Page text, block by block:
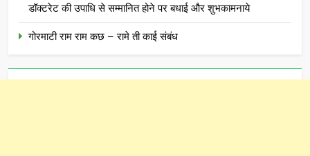
डॉक्टरेट की उपाधि से सम्मानित होने पर बधाई और शुभकामनाये
गोरमाटी राम राम कछ – रामे ती काई संबंध